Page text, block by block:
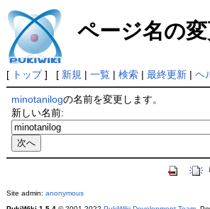
ページ名の
[ トップ] [ 新規 | 一覧| 検索| 最終更新| ヘ
minotanilogの名前を変更します。
新しい名前:
Site admin: anonymous